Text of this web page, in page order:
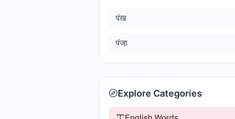
पंख
पंजा
Explore Categories